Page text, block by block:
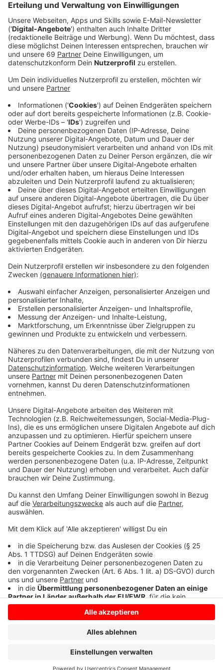
Anzeige
Für Preußen Münster steht heute Abend (21:00 Uhr)
der Saisonauftakt gegen die Eintracht Braunschweig in
dem Aufstieg der "echten" Fußballer der Preußen in
die Zweite Fußball-Bundesliga sind auch die
Münsteraner E-Sportler aufgestiegen.
Anzeige
In der "Virtual Bundesliga" kämpfen die E-Sportler von
fast allen "echten" Fußball-Erst- und Zweitligisten um
die virtuelle Deutsche Meisterschaft. Nur Union Berlin
macht nicht mit. Dabei treten die E-Sportler in dem
Fußball-Videospiel "EA SPORTS FC 25" gegeneinander
an. Die E-Sportler der Preußen sind in diesem Jahr zum
ersten Mal dabei.
Preußen Münster könnte in dieser Woche deswegen
gleich zweimal gegen die Eintracht Braunschweig
auswärts in der Zweiten Bundesliga auf dem "echten"
Fußballplatz um wichtige drei Punkte für die
Münsteraner geht, treffen heute Abend beim ersten
Spieltag der "Virtual Bundesliga" schon die E-Sportler
Anzeige
Anstoß ist um 21:00 Uhr. Übertragen wird das Ganze
auf der Webseite der "Virtual Bundesliga", auf dem
Live-Streaming-Portal twitch
Anzeige
Anzeige